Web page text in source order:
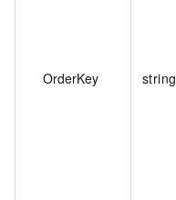
OrderKey string